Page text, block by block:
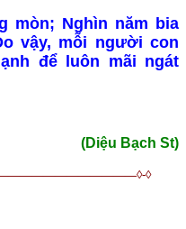
mòn; Nghìn năm bia
vậy, mỗi người con
để luôn mãi ngát
(Diệu Bạch St)
◊